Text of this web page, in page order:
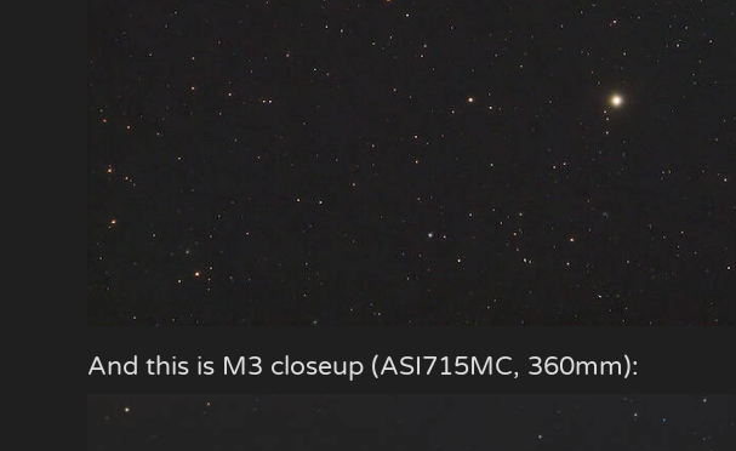
And this is M3 closeup (ASI715MC, 360mm):